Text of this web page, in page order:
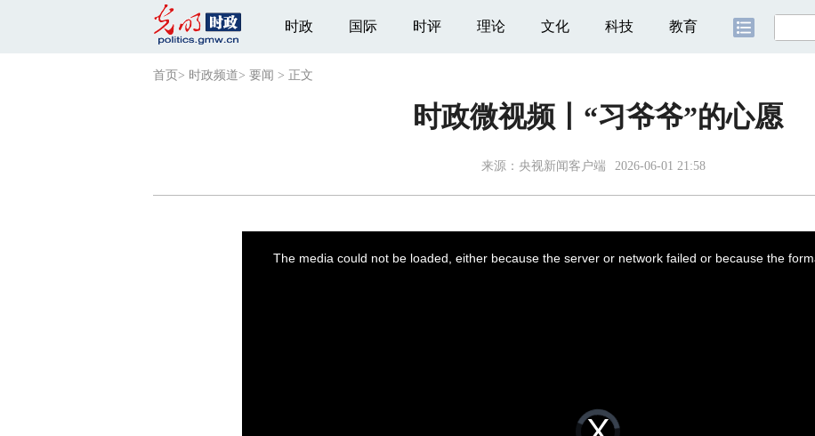
时政 国际 时评 理论 文化 科技 教育
首页 > 时政频道> 要闻 > 正文
时政微视频丨“习爷爷”的心愿
来源：央视新闻客户端 2026-06-01 21:58
Video
Player
The media could not be loaded, either because the server or network failed or because the